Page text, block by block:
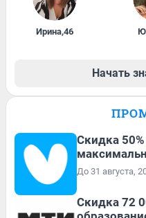
Ирина,46
Начать
Скидка
До 31 августа,
Скидка 72